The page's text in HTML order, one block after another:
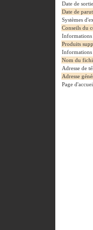
Date de
Date de
Systèmes
Conseils du
Informations
Produits
Informations
Nom du
Adresse de
Adresse
Page